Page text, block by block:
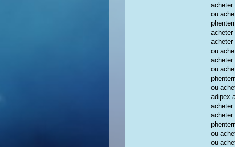
acheter
ou
acheter
acheter
ou
acheter
ou
ou
adipex
acheter
acheter
ou
ou